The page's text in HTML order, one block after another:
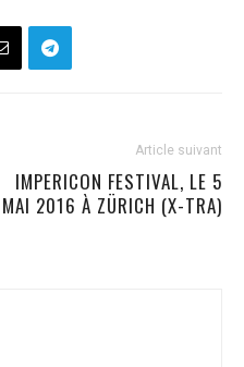
Article suivant
IMPERICON FESTIVAL, LE 5
MAI 2016 À ZÜRICH (X-TRA)